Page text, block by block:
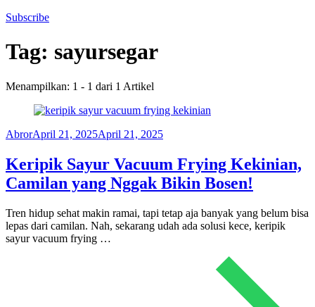
Subscribe
Tag: sayursegar
Menampilkan: 1 - 1 dari 1 Artikel
AbrorApril 21, 2025April 21, 2025
Keripik Sayur Vacuum Frying Kekinian,
Camilan yang Nggak Bikin Bosen!
Tren hidup sehat makin ramai, tapi tetap aja banyak yang belum bisa
lepas dari camilan. Nah, sekarang udah ada solusi kece, keripik
sayur vacuum frying …